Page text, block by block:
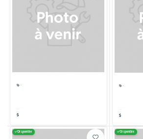
· ·
Disponible Disponible